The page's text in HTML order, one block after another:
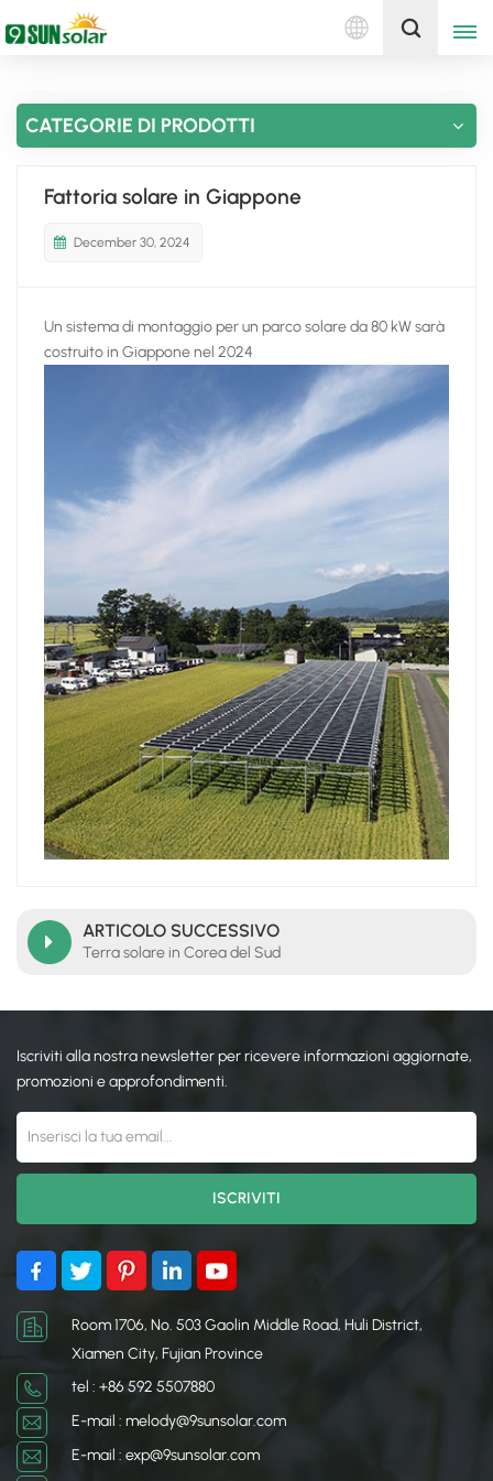
Italiano
English
español
português
Nederlands
العربية
日本語
Ottieni un preventivo
CATEGORIE DI PRODOTTI
Fattoria solare in Giappone
December 30, 2024
Un sistema di montaggio per un parco solare da 80 kW sarà
costruito in Giappone nel 2024
ARTICOLO SUCCESSIVO
Terra solare in Corea del Sud
Iscriviti alla nostra newsletter per ricevere informazioni aggiornate,
promozioni e approfondimenti.
Room 1706, No. 503 Gaolin Middle Road, Huli District,
Xiamen City, Fujian Province
tel : +86 592 5507880
E-mail : melody@9sunsolar.com
E-mail : exp@9sunsolar.com